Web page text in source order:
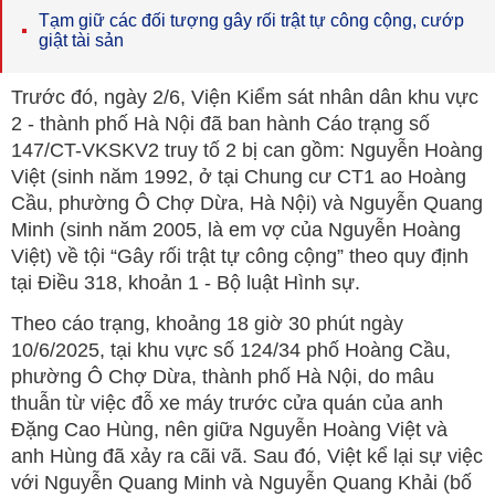
Tạm giữ các đối tượng gây rối trật tự công cộng, cướp
giật tài sản
Trước đó, ngày 2/6, Viện Kiểm sát nhân dân khu vực
2 - thành phố Hà Nội đã ban hành Cáo trạng số
147/CT-VKSKV2 truy tố 2 bị can gồm: Nguyễn Hoàng
Việt (sinh năm 1992, ở tại Chung cư CT1 ao Hoàng
Cầu, phường Ô Chợ Dừa, Hà Nội) và Nguyễn Quang
Minh (sinh năm 2005, là em vợ của Nguyễn Hoàng
Việt) về tội “Gây rối trật tự công cộng” theo quy định
tại Điều 318, khoản 1 - Bộ luật Hình sự.
Theo cáo trạng, khoảng 18 giờ 30 phút ngày
10/6/2025, tại khu vực số 124/34 phố Hoàng Cầu,
phường Ô Chợ Dừa, thành phố Hà Nội, do mâu
thuẫn từ việc đỗ xe máy trước cửa quán của anh
Đặng Cao Hùng, nên giữa Nguyễn Hoàng Việt và
anh Hùng đã xảy ra cãi vã. Sau đó, Việt kể lại sự việc
với Nguyễn Quang Minh và Nguyễn Quang Khải (bố